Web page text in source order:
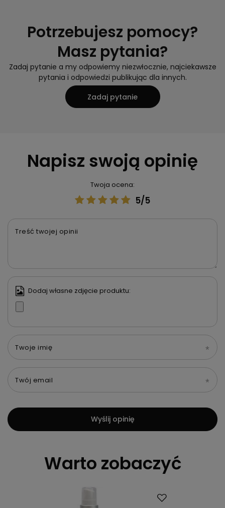
Potrzebujesz pomocy?
Masz pytania?
Zadaj pytanie a my odpowiemy niezwłocznie, najciekawsze
pytania i odpowiedzi publikując dla innych.
Zadaj pytanie
Napisz swoją opinię
Twoja ocena:
5/5
Treść twojej opinii
Dodaj własne zdjęcie produktu:
Twoje imię
Twój email
Wyślij opinię
Warto zobaczyć